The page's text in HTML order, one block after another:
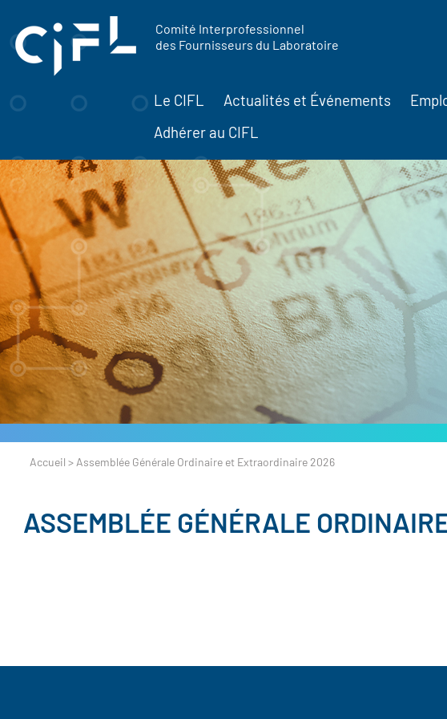
Comité Interprofessionnel
des Fournisseurs du Laboratoire
Le CIFL Actualités et Événements
Adhérer au CIFL
Accueil > Assemblée Générale Ordinaire et Extraordinaire 2026
ASSEMBLÉE GÉNÉRALE